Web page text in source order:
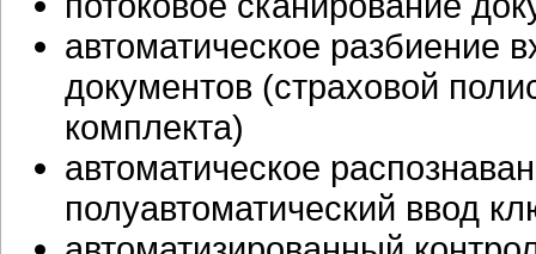
автоматическое разбиение
документов (страховой
комплекта)
автоматическое
полуавтоматический ввод